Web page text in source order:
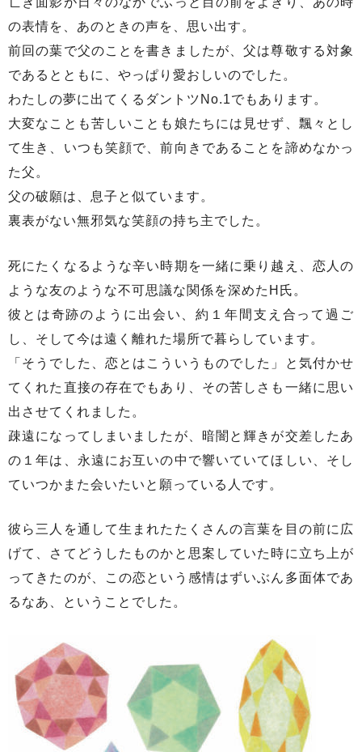
の表情を、あのときの声を、思い出す。
前回の葉で父のことを書きましたが、父は尊敬する対象
であるとともに、やっぱり愛おしいのでした。
わたしの夢に出てくるダントツNo.1でもあります。
大変なことも苦しいことも娘たちには見せず、飄々とし
て生き、いつも笑顔で、前向きであることを諦めなかっ
た父。
父の破願は、息子と似ています。
裏表がない無邪気な笑顔の持ち主でした。
死にたくなるような辛い時期を一緒に乗り越え、恋人の
ような友のような不可思議な関係を深めたH氏。
彼とは奇跡のように出会い、約１年間支え合って過ご
し、そして今は遠く離れた場所で暮らしています。
「そうでした、恋とはこういうものでした」と気付かせ
てくれた直接の存在でもあり、その苦しさも一緒に思い
出させてくれました。
疎遠になってしまいましたが、暗闇と輝きが交差したあ
の１年は、永遠にお互いの中で響いていてほしい、そし
ていつかまた会いたいと願っている人です。
彼ら三人を通して生まれたたくさんの言葉を目の前に広
げて、さてどうしたものかと思案していた時に立ち上が
ってきたのが、この恋という感情はずいぶん多面体であ
るなあ、ということでした。